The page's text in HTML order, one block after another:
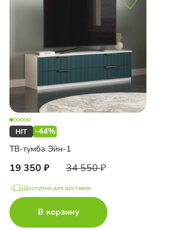
-44%
ТВ-тумба Эйн-1
19 350 34 550
Доступно для доставки
В корзину